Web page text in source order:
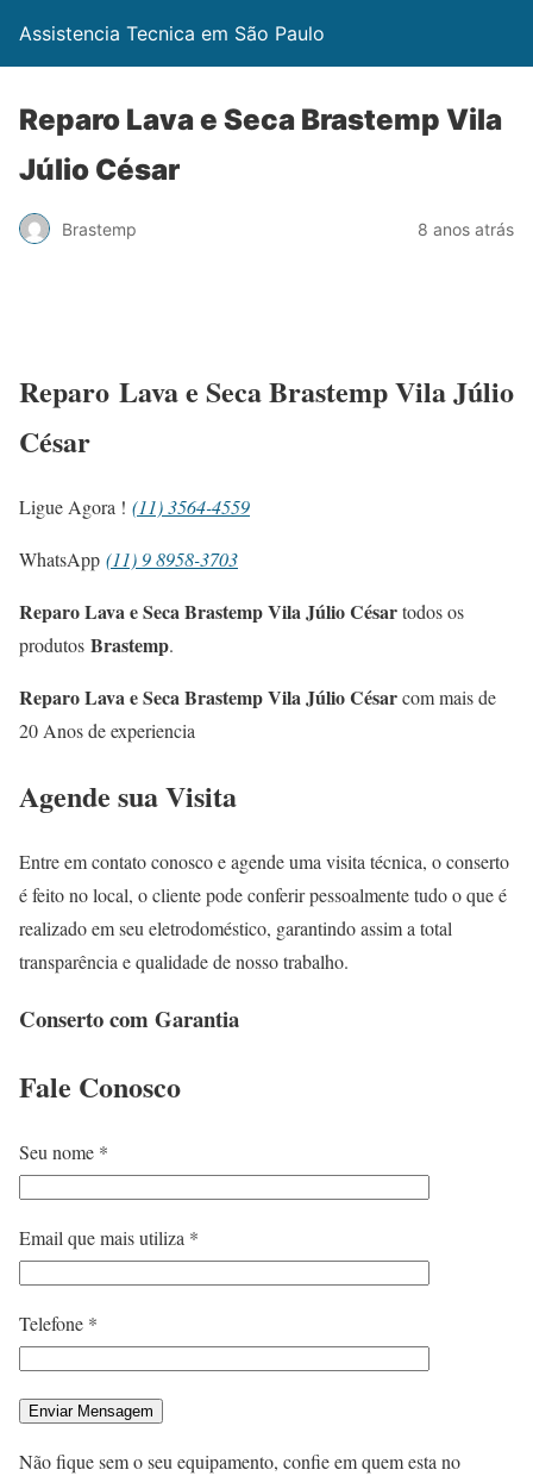
Assistencia Tecnica em São Paulo
Reparo Lava e Seca Brastemp Vila
Júlio César
Brastemp 8 anos atrás
Reparo Lava e Seca Brastemp Vila Júlio
César
Ligue Agora ! (11) 3564-4559
WhatsApp (11) 9 8958-3703
Reparo Lava e Seca Brastemp Vila Júlio Césartodos os
produtos Brastemp.
Reparo Lava e Seca Brastemp Vila Júlio Césarcom mais de
20 Anos de experiencia
Agende sua Visita
Entre em contato conosco e agende uma visita técnica, o conserto
é feito no local, o cliente pode conferir pessoalmente tudo o que é
realizado em seu eletrodoméstico, garantindo assim a total
transparência e qualidade de nosso trabalho.
Conserto com Garantia
Fale Conosco
Seu nome *
Email que mais utiliza *
Telefone *
Não fique sem o seu equipamento, confie em quem esta no